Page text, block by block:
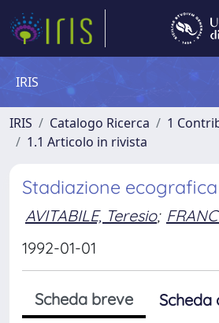
IRIS
IRIS Catalogo Ricerca
1
1.1 Articolo in rivista
Stadiazione ecografica
AVITABILE, Teresio;
1992-01-01
Scheda breve
Scheda